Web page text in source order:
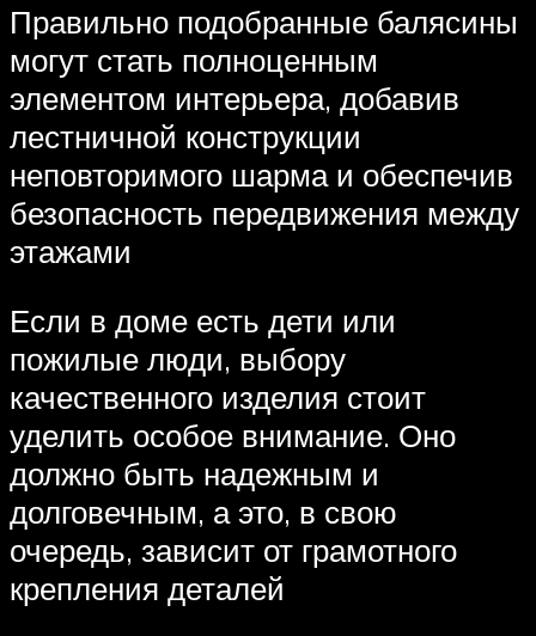
Правильно подобранные балясины
могут стать полноценным
элементом интерьера, добавив
лестничной конструкции
неповторимого шарма и обеспечив
безопасность передвижения между
этажами
Если в доме есть дети или
пожилые люди, выбору
качественного изделия стоит
уделить особое внимание. Оно
должно быть надежным и
долговечным, а это, в свою
очередь, зависит от грамотного
крепления деталей